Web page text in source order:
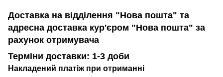
Доставка на відділення "Нова пошта" та
адресна доставка кур'єром "Нова пошта" за
рахунок отримувача
Терміни доставки: 1-3 доби
Накладений платіж при отриманні